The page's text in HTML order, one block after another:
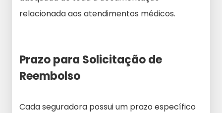
relacionada aos atendimentos médicos.
Prazo para Solicitação de
Reembolso
Cada seguradora possui um prazo específico